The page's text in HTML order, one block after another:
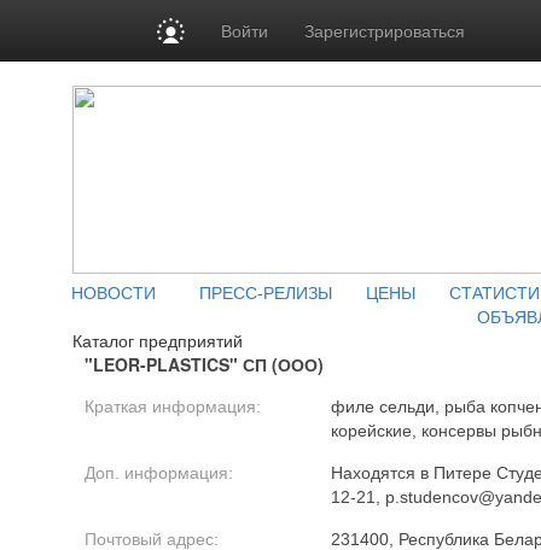
Войти Зарегистрироваться
НОВОСТИ ПРЕСС-РЕЛИЗЫ ЦЕНЫ
Каталог предприятий
"LEOR-PLASTICS" СП (ООО)
Краткая информация:
филе сельди, рыба
корейские, консервы
Доп. информация:
Находятся в Питере
12-21,
Почтовый адрес:
231400, Республика